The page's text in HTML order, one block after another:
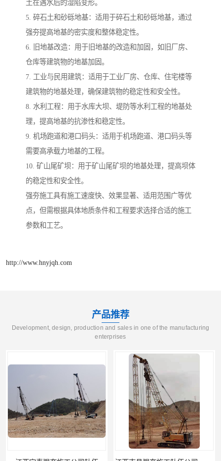
土在遇水后的湿陷变形。
5. 碎石土和砂砾地基：适用于碎石土和砂砾地基，通过
强夯提高地基的密实度和整体稳定性。
6. 旧地基改造：用于旧地基的改造和加固，如旧厂房、
仓库等建筑物的地基加固。
7. 工业与民用建筑：适用于工业厂房、仓库、住宅楼等
建筑物的地基处理，确保建筑物的稳定性和安全性。
8. 水利工程：用于水库大坝、堤防等水利工程的地基处
理，提高地基的抗渗性和稳定性。
9. 机场跑道和港口码头：适用于机场跑道、港口码头等
需要高承载力地基的工程。
10. 矿山尾矿坝：用于矿山尾矿坝的地基处理，提高坝体
的稳定性和安全性。
强夯施工具有施工速度快、效果显著、适用范围广等优
点，但需根据具体地质条件和工程要求选择合适的施工
参数和工艺。
http://www.hnyjqh.com
产品推荐
Development, design, production and sales in one of the manufacturing
enterprises